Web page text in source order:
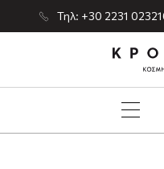
Τηλ: +30 2231